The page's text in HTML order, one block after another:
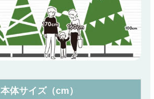
本体サイズ（cm）